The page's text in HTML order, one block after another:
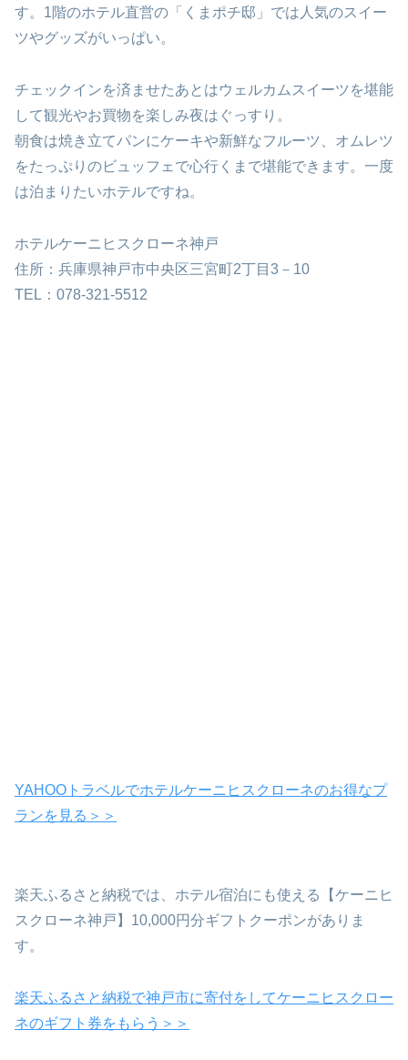
す。1階のホテル直営の「くまポチ邸」では人気のスイー
ツやグッズがいっぱい。
チェックインを済ませたあとはウェルカムスイーツを堪能
して観光やお買物を楽しみ夜はぐっすり。
朝食は焼き立てパンにケーキや新鮮なフルーツ、オムレツ
をたっぷりのビュッフェで心行くまで堪能できます。一度
は泊まりたいホテルですね。
ホテルケーニヒスクローネ神戸
住所：兵庫県神戸市中央区三宮町2丁目3－10
TEL：078-321-5512
YAHOOトラベルでホテルケーニヒスクローネのお得なプ
ランを見る＞＞
楽天ふるさと納税では、ホテル宿泊にも使える【ケーニヒ
スクローネ神戸】10,000円分ギフトクーポンがありま
す。
楽天ふるさと納税で神戸市に寄付をしてケーニヒスクロー
ネのギフト券をもらう＞＞